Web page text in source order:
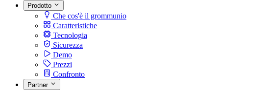
Prodotto
Che cos'è il grommunio
Caratteristiche
Tecnologia
Sicurezza
Demo
Prezzi
Confronto
Partner